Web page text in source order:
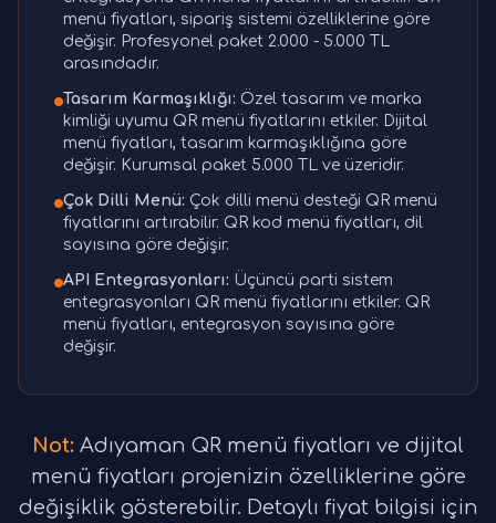
menü fiyatları, sipariş sistemi özelliklerine göre
değişir. Profesyonel paket 2.000 - 5.000 TL
arasındadır.
Tasarım Karmaşıklığı: Özel tasarım ve marka
kimliği uyumu QR menü fiyatlarını etkiler. Dijital
menü fiyatları, tasarım karmaşıklığına göre
değişir. Kurumsal paket 5.000 TL ve üzeridir.
Çok Dilli Menü: Çok dilli menü desteği QR menü
fiyatlarını artırabilir. QR kod menü fiyatları, dil
sayısına göre değişir.
API Entegrasyonları: Üçüncü parti sistem
entegrasyonları QR menü fiyatlarını etkiler. QR
menü fiyatları, entegrasyon sayısına göre
değişir.
Not: Adıyaman QR menü fiyatları ve dijital
menü fiyatları projenizin özelliklerine göre
değişiklik gösterebilir. Detaylı fiyat bilgisi için